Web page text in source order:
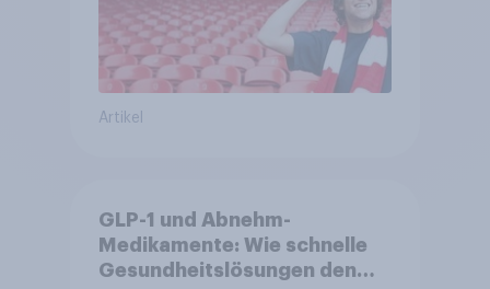
Artikel
GLP-1 und Abnehm-
Medikamente: Wie schnelle
Gesundheitslösungen den